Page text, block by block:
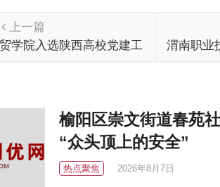
上一篇
学院入选陕西高校党建工
渭南职业
榆阳区崇文街道春苑
“众头顶上的安全”
热点聚焦 2026年8月7日